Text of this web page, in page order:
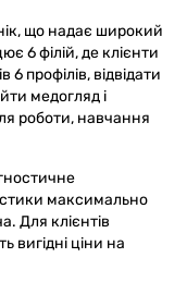
що надає широкий
6 філій, де клієнти
профілів, відвідати
медогляд і
роботи, навчання
максимально
Для клієнтів
вигідні ціни на